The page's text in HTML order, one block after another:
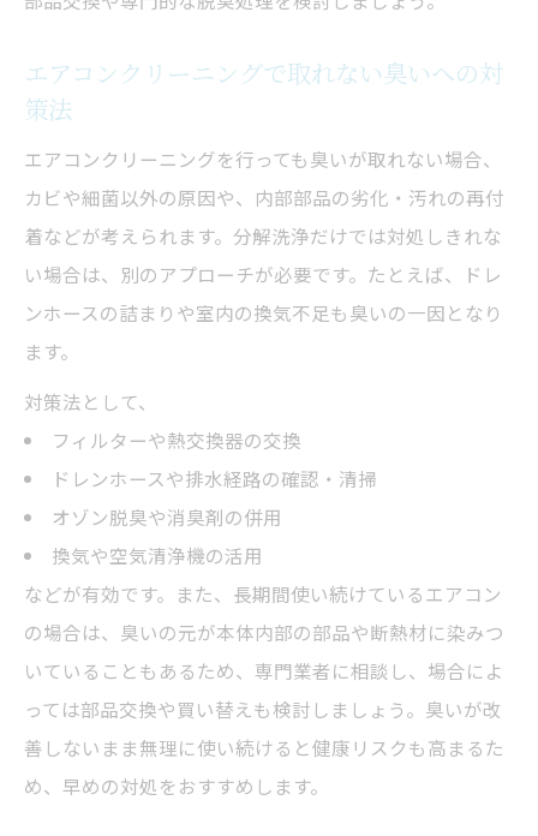
エアコンクリーニングで取れない臭いへの対
策法
エアコンクリーニングを行っても臭いが取れない場合、
カビや細菌以外の原因や、内部部品の劣化・汚れの再付
着などが考えられます。分解洗浄だけでは対処しきれな
い場合は、別のアプローチが必要です。たとえば、ドレ
ンホースの詰まりや室内の換気不足も臭いの一因となり
ます。
対策法として、
フィルターや熱交換器の交換
ドレンホースや排水経路の確認・清掃
オゾン脱臭や消臭剤の併用
換気や空気清浄機の活用
などが有効です。また、長期間使い続けているエアコン
の場合は、臭いの元が本体内部の部品や断熱材に染みつ
いていることもあるため、専門業者に相談し、場合によ
っては部品交換や買い替えも検討しましょう。臭いが改
善しないまま無理に使い続けると健康リスクも高まるた
め、早めの対処をおすすめします。